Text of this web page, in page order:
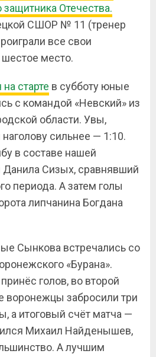
Отечества.
СШОР № 11 (тренер
все свои
место.
старте в субботу юные
с командой «Невский» из
области. Увы,
сильнее — 1:10.
в составе нашей
Сизых, сравнявший
периода. А затем голы
липчанина Богдана
Сынкова встречались со
«Бурана».
голов, во второй
воронежцы забросили три
а итоговый счёт матча —
Михаил Найденышев,
А лучшим